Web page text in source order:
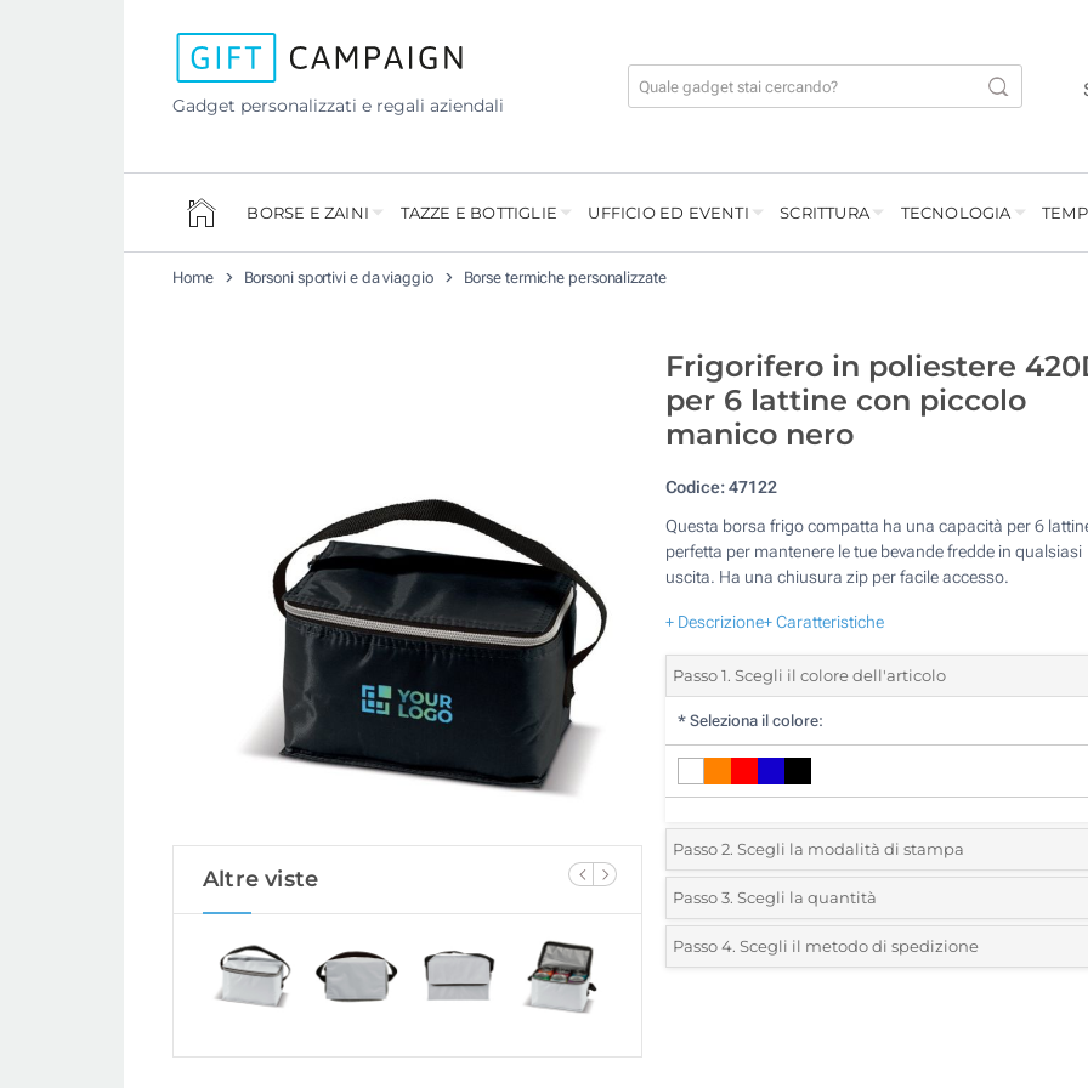
Gadget personalizzati e regali aziendali
BORSE E ZAINI TAZZE E BOTTIGLIE UFFICIO ED EVENTI SCRITTURA TECNOLOGIA
Home Borsoni sportivi e da viaggio Borse termiche personalizzate
Altre viste
Frigorifero in poliestere
per 6 lattine con piccolo
manico nero
Codice: 47122
Questa borsa frigo compatta ha una capacità per 6
perfetta per mantenere le tue bevande fredde in qualsiasi
uscita. Ha una chiusura zip per facile accesso.
+ Descrizione+ Caratteristiche
Passo 1. Scegli il colore dell'articolo
* Seleziona il colore:
Passo 2. Scegli la modalità di stampa
*Seleziona la posizione di stampa e il colore del vostro
1 Colore (Su un lato)
Passo 3. Scegli la quantità
*Quantità desiderata:
Passo 4. Scegli il metodo di spedizione